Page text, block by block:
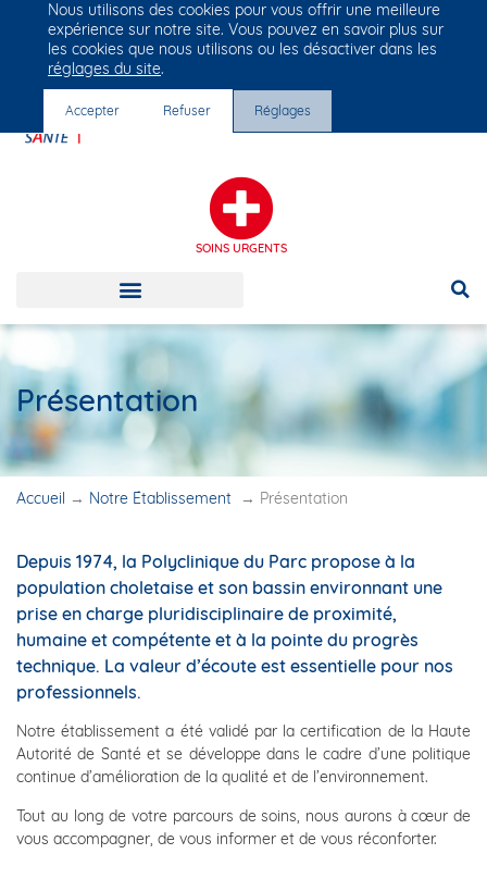
Groupe Vivalto Santé
Entre nous, la vie
SOINS URGENTS
Présentation
Accueil → Notre Établissement → Présentation
Depuis 1974, la Polyclinique du Parc propose à la
population choletaise et son bassin environnant une
prise en charge pluridisciplinaire de proximité,
humaine et compétente et à la pointe du progrès
technique. La valeur d’écoute est essentielle pour nos
professionnels.
Notre établissement a été validé par la certification de la Haute
Autorité de Santé et se développe dans le cadre d’une politique
continue d’amélioration de la qualité et de l’environnement.
Tout au long de votre parcours de soins, nous aurons à cœur de
vous accompagner, de vous informer et de vous réconforter.
Nous utilisons des cookies pour vous offrir une meilleure
expérience sur notre site. Vous pouvez en savoir plus sur
les cookies que nous utilisons ou les désactiver dans les
réglages du site.
Accepter Refuser Réglages